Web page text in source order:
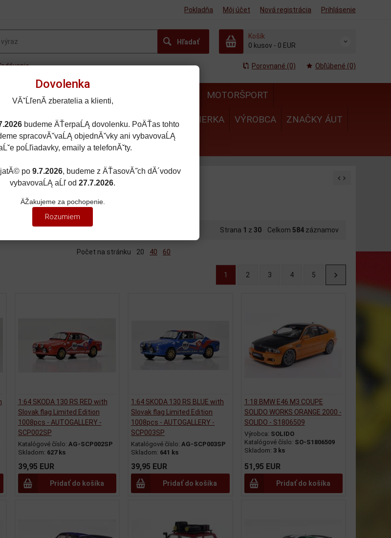
Pokladňa Môj účet Nová registrácia Prihlásenie
Hľadať
Košík
0 kusov - 0 EUR
Porovnané (0) Obľúbené (0)
AUTOGALLERY.sk OSOBNÉ AUTÁ MOTORŠPORT
LIETADLÁ DOPLNKY ZĽAVY A AKCIE MIERKA VÝROBCA ZNAČKY ÁUT
Strana 1 z 30 Celkom 584 záznamov
Počet na stránku 20 40 60
1 2 3 4 5
1:64 SKODA 130 RS RED with
Slovak flag Limited Edition
1008pcs - AUTOGALLERY -
SCP002SP
Katalógové číslo: AG-SCP002SP
Skladom: 627 ks
39,95 EUR
Pridať do košíka
1:64 SKODA 130 RS BLUE with
Slovak flag Limited Edition
1008pcs - AUTOGALLERY -
SCP003SP
Katalógové číslo: AG-SCP003SP
Skladom: 641 ks
39,95 EUR
Pridať do košíka
1:18 BMW E46 M3 COUPE
SOLIDO WORKS ORANGE 2000 -
SOLIDO - S1806509
Výrobca: SOLIDO
Katalógové číslo: SO-S1806509
Skladom: 3 ks
51,95 EUR
Pridať do košíka
Dovolenka
VĂˇĹľenĂ­ zberatelia a klienti,
budeme ÄŤerpaĹĄ dovolenku. PoÄŤas tohto
spracovĂˇvaĹĄ objednĂˇvky ani vybavovaĹĄ
poĹľiadavky, emaily a telefonĂˇty.
po 9.7.2026, budeme z ÄŤasovĂ˝ch dĂ´vodov
vybavovaĹĄ aĹľ od 27.7.2026.
ÄŽakujeme za pochopenie.
Rozumiem